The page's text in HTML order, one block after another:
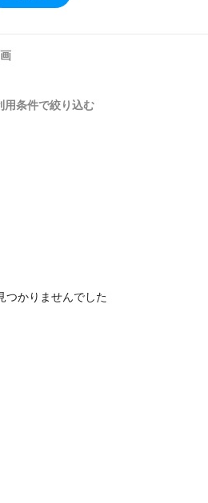
用条件で絞り込む
つかりませんでした